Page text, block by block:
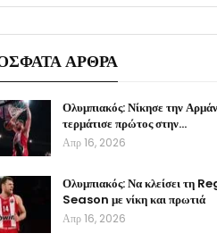
ΑΡΘΡΑ
Ολυμπιακός: Νίκησε την
τερμάτισε πρώτος στην…
Απρ 16, 2026
Ολυμπιακός: Να κλείσει τη
Season με νίκη και πρωτιά
Απρ 16, 2026